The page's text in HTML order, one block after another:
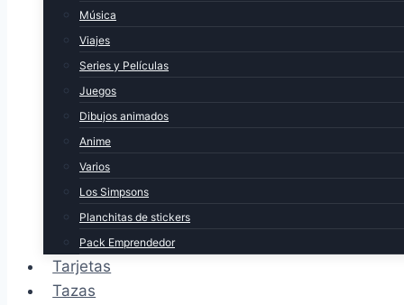
Música
Viajes
Series y Películas
Juegos
Dibujos animados
Anime
Varios
Los Simpsons
Planchitas de stickers
Pack Emprendedor
Tarjetas
Tazas